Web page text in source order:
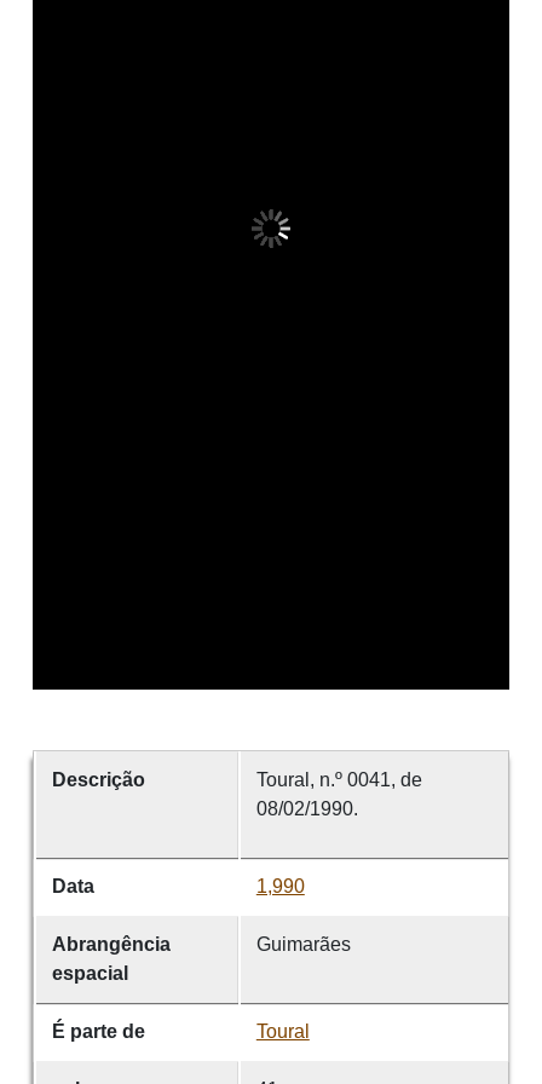
Descrição
Toural, n.º 0041, de
08/02/1990.
Data 1,990
Abrangência
espacial
Guimarães
É parte de Toural